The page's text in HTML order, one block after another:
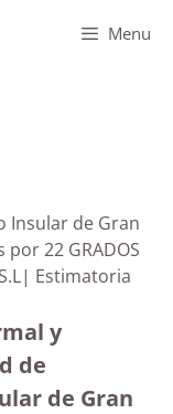
Menu
Insular de Gran
22 GRADOS
Estimatoria
y
de
de Gran